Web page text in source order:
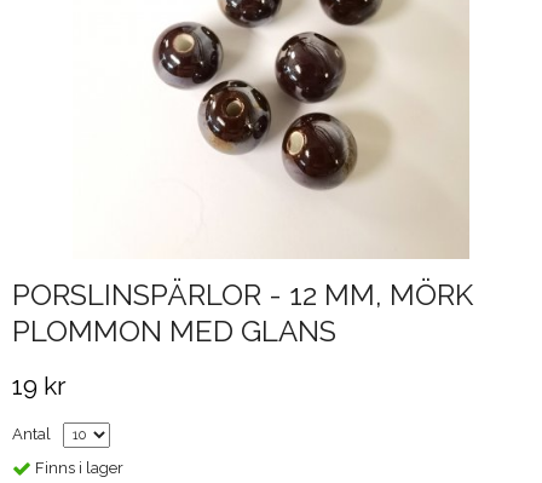
PORSLINSPÄRLOR - 12 MM, MÖRK
PLOMMON MED GLANS
19 kr
Antal
Finns i lager